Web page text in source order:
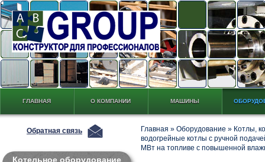
ГЛАВНАЯ О КОМПАНИИ МАШИНЫ
Обратная связь
Котельное оборудование
Главная » Оборудование » Котлы,
водогрейные котлы с ручной
МВт на топливе с повышенной